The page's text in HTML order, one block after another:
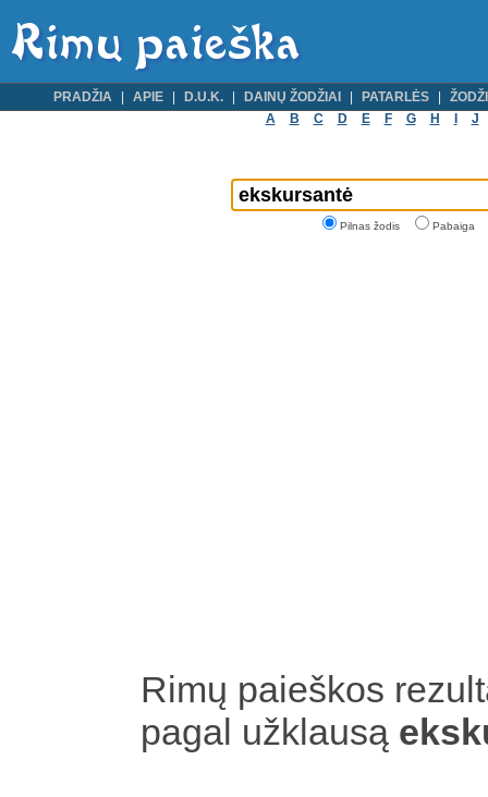
PRADŽIA APIE D.U.K. DAINŲ ŽODŽIAI PATARLĖS
A
B C D E F G H J
Pilnas žodis Pabaiga
Rimų paieškos
pagal užklausą